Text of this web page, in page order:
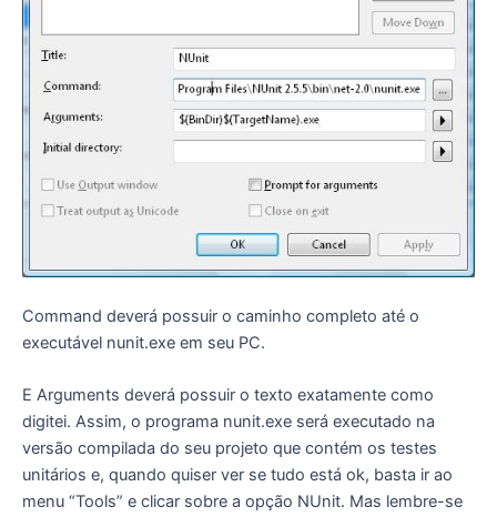
Command deverá possuir o caminho completo até o
executável nunit.exe em seu PC.
E Arguments deverá possuir o texto exatamente como
digitei. Assim, o programa nunit.exe será executado na
versão compilada do seu projeto que contém os testes
unitários e, quando quiser ver se tudo está ok, basta ir ao
menu “Tools” e clicar sobre a opção NUnit. Mas lembre-se